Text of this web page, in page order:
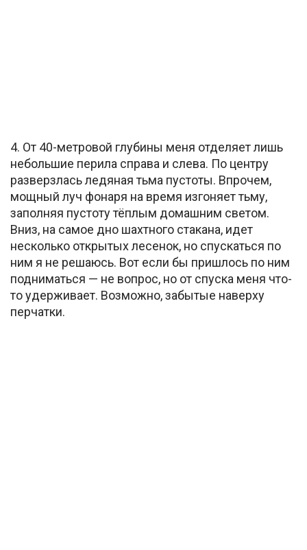
4. От 40-метровой глубины меня отделяет лишь
небольшие перила справа и слева. По центру
разверзлась ледяная тьма пустоты. Впрочем,
мощный луч фонаря на время изгоняет тьму,
заполняя пустоту тёплым домашним светом.
Вниз, на самое дно шахтного стакана, идет
несколько открытых лесенок, но спускаться по
ним я не решаюсь. Вот если бы пришлось по ним
подниматься — не вопрос, но от спуска меня что-
то удерживает. Возможно, забытые наверху
перчатки.